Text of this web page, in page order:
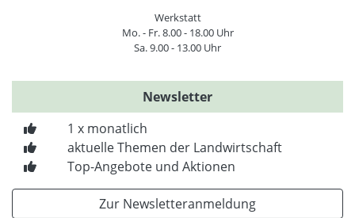
Werkstatt
Mo. - Fr. 8.00 - 18.00 Uhr
Sa. 9.00 - 13.00 Uhr
Newsletter
1 x monatlich
aktuelle Themen der Landwirtschaft
Top-Angebote und Aktionen
Zur Newsletteranmeldung